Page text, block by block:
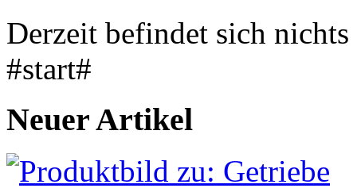
Derzeit befindet sich
#start#
Neuer Artikel